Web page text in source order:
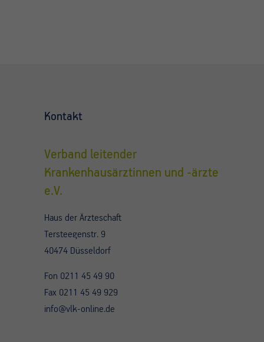
Kontakt
Verband leitender
Krankenhausärztinnen und -ärzte
e.V.
Haus der Ärzteschaft
Tersteegenstr. 9
40474 Düsseldorf
Fon 0211 45 49 90
Fax 0211 45 49 929
info@vlk-online.de